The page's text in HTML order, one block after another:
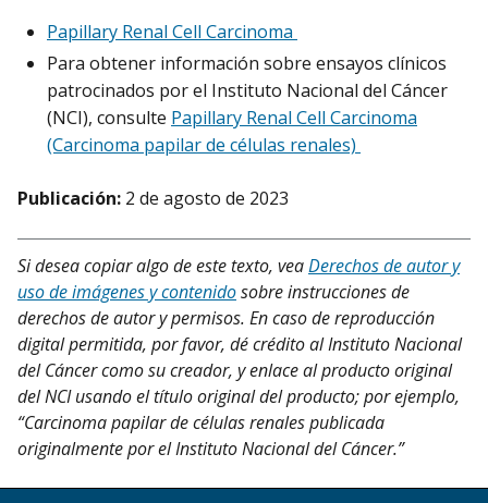
Papillary Renal Cell Carcinoma
Para obtener información sobre ensayos clínicos
patrocinados por el Instituto Nacional del Cáncer
(NCI), consulte Papillary Renal Cell Carcinoma
(Carcinoma papilar de células renales)
Publicación: 2 de agosto de 2023
Si desea copiar algo de este texto, veaDerechos de autor y
uso de imágenes y contenidosobre instrucciones de
derechos de autor y permisos. En caso de reproducción
digital permitida, por favor, dé crédito al Instituto Nacional
del Cáncer como su creador, y enlace al producto original
del NCI usando el título original del producto; por ejemplo,
“Carcinoma papilar de células renales publicada
originalmente por el Instituto Nacional del Cáncer.”